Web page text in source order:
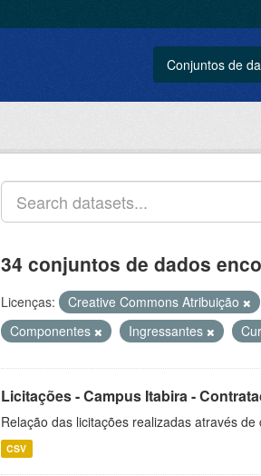
Conjuntos de
34 conjuntos de dados
Licenças: Creative Commons Atribuição
Componentes
Ingressantes
Licitações - Campus Itabira -
Relação das licitações realizadas através
CSV